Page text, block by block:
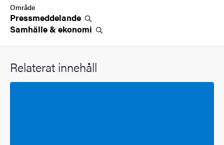
Område
Pressmeddelande
Samhälle &ekonomi
Relaterat innehåll